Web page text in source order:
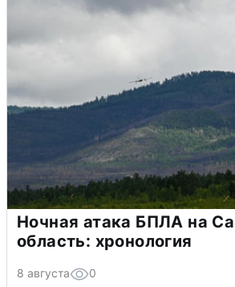
Ночная атака БПЛА на
область: хронология
8 августа 0